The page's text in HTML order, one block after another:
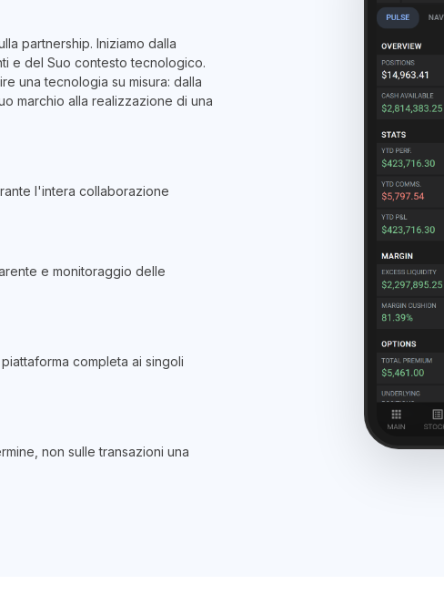
partnership. Iniziamo dalla
e del Suo contesto tecnologico.
una tecnologia su misura: dalla
marchio alla realizzazione di una
l'intera collaborazione
e monitoraggio delle
completa ai singoli
non sulle transazioni una